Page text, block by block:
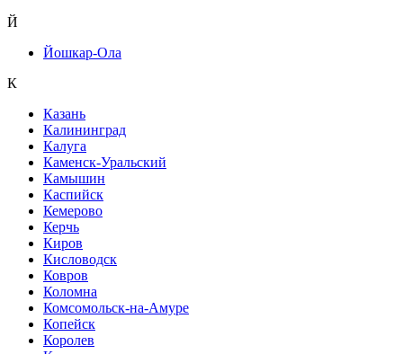
Й
Йошкар-Ола
К
Казань
Калининград
Калуга
Каменск-Уральский
Камышин
Каспийск
Кемерово
Керчь
Киров
Кисловодск
Ковров
Коломна
Комсомольск-на-Амуре
Копейск
Королев